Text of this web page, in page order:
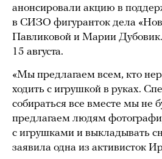
анонсировали акцию в
в СИЗО фигуранток дела
Павликовой и Марии Дубовик.
15 августа.
«Мы предлагаем всем, кто
ходить с игрушкой в руках.
собираться все вместе мы не
предлагаем людям
с игрушками и выкладывать
заявила одна из активисток